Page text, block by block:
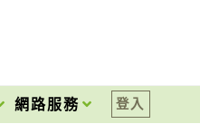
網路服務 登入